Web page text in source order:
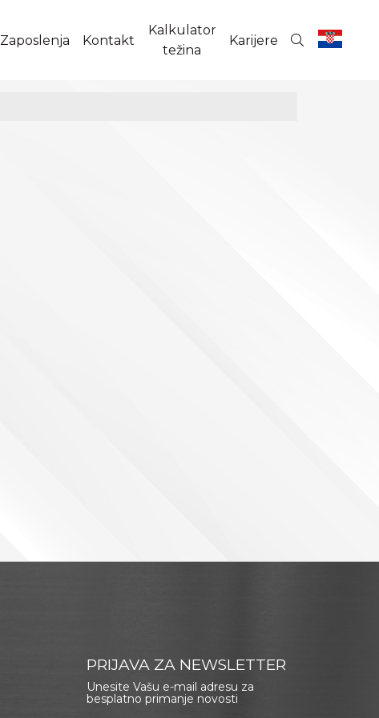
Zaposlenja Kontakt
Kalkulator
težina
Karijere
PRIJAVA ZA NEWSLETTER
Unesite Vašu e-mail adresu za
besplatno primanje novosti